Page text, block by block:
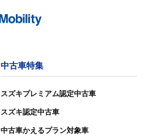
中古車特集
スズキプレミアム認定中古車
スズキ認定中古車
中古車かえるプラン対象車